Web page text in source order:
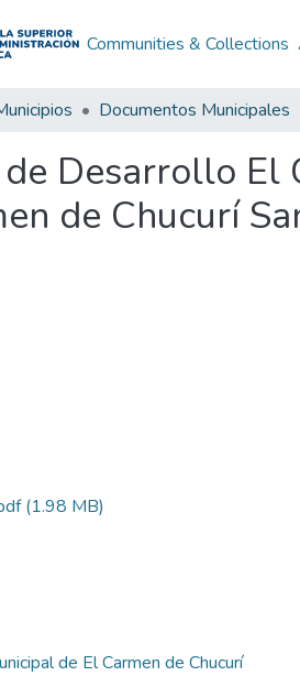
Communities & Collections
Documentos Municipales
Desarrollo El
de Chucurí
(1.98 MB)
de El Carmen de Chucurí